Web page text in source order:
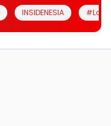
INSIDENESIA